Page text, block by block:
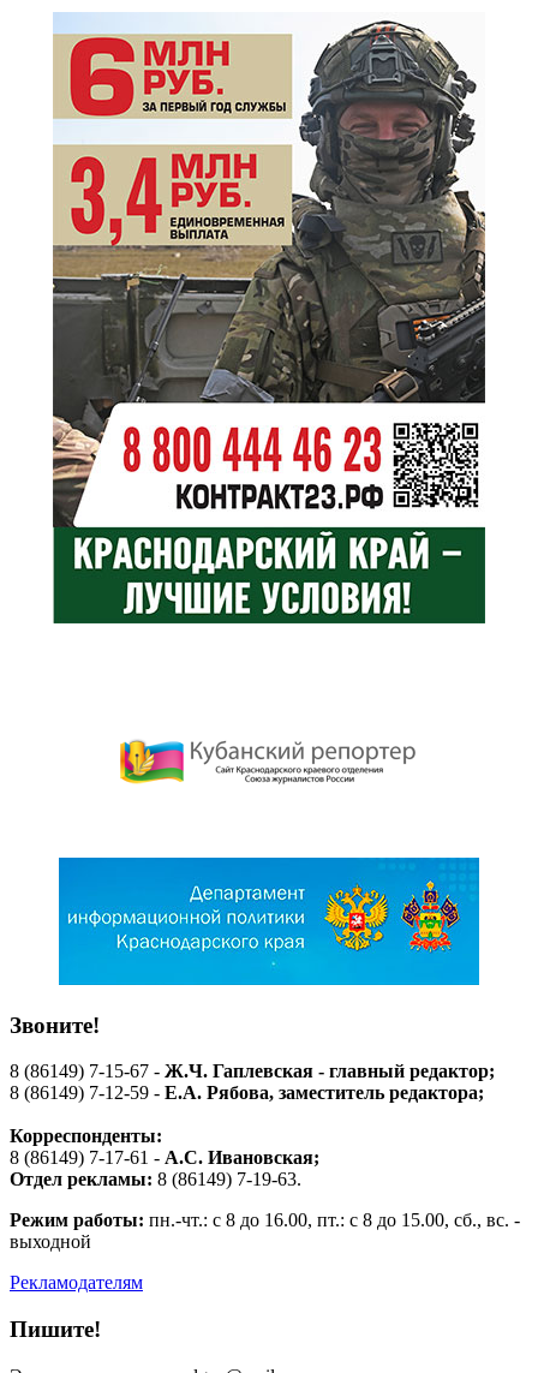
Звоните!
8 (86149) 7-15-67 - Ж.Ч. Гаплевская - главный редактор;
8 (86149) 7-12-59 - Е.А. Рябова, заместитель редактора;
Корреспонденты:
8 (86149) 7-17-61 - А.С. Ивановская;
Отдел рекламы: 8 (86149) 7-19-63.
Режим работы: пн.-чт.: с 8 до 16.00, пт.: с 8 до 15.00, сб., вс. -
выходной
Рекламодателям
Пишите!